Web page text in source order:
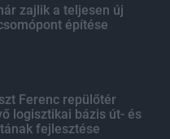
zajlik a teljesen új
építése
Ferenc repülőtér
logisztikai bázis út- és
fejlesztése